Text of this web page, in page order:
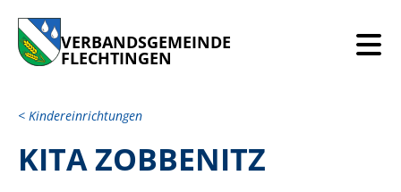
VERBANDSGEMEINDE
FLECHTINGEN
Kindereinrichtungen
KITA ZOBBENITZ